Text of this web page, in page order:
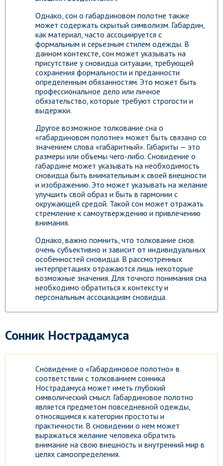
Однако, сон о габардиновом полотне также
может содержать скрытый символизм. Габардин,
как материал, часто ассоциируется с
формальным и серьезным стилем одежды. В
данном контексте, сон может указывать на
присутствие у сновидца ситуации, требующей
сохранения формальности и преданности
определенным обязанностям. Это может быть
профессиональное дело или личное
обязательство, которые требуют строгости и
выдержки.
Другое возможное толкование сна о
«габардиновом полотне» может быть связано со
значением слова «габаритный». Габариты — это
размеры или объемы чего-либо. Сновидение о
габардине может указывать на необходимость
сновидца быть внимательным к своей внешности
и изображению. Это может указывать на желание
улучшить свой образ и быть в гармонии с
окружающей средой. Такой сон может отражать
стремление к самоутверждению и привлечению
внимания.
Однако, важно помнить, что толкование снов
очень субъективно и зависит от индивидуальных
особенностей сновидца. В рассмотренных
интерпретациях отражаются лишь некоторые
возможные значения. Для точного понимания сна
необходимо обратиться к контексту и
персональным ассоциациям сновидца.
Сонник Нострадамуса
Сновидение о «Габардиновое полотно» в
соответствии с толкованием сонника
Нострадамуса может иметь глубокий
символический смысл. Габардиновое полотно
является предметом повседневной одежды,
относящимся к категории простоты и
практичности. В сновидении о нем может
выражаться желание человека обратить
внимание на свою внешность и внутренний мир в
целях самоопределения.